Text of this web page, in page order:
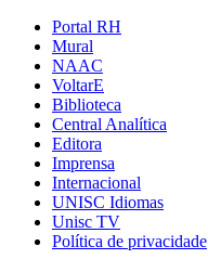
Portal RH
Mural
NAAC
VoltarE
Biblioteca
Central Analítica
Editora
Imprensa
Internacional
UNISC Idiomas
Unisc TV
Política de privacidade